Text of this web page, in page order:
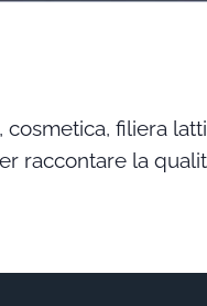
filiera
raccontare la